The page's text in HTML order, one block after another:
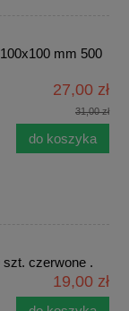
mm 500
27,00 zł
31,00 zł
do koszyka
czerwone .
19,00 zł